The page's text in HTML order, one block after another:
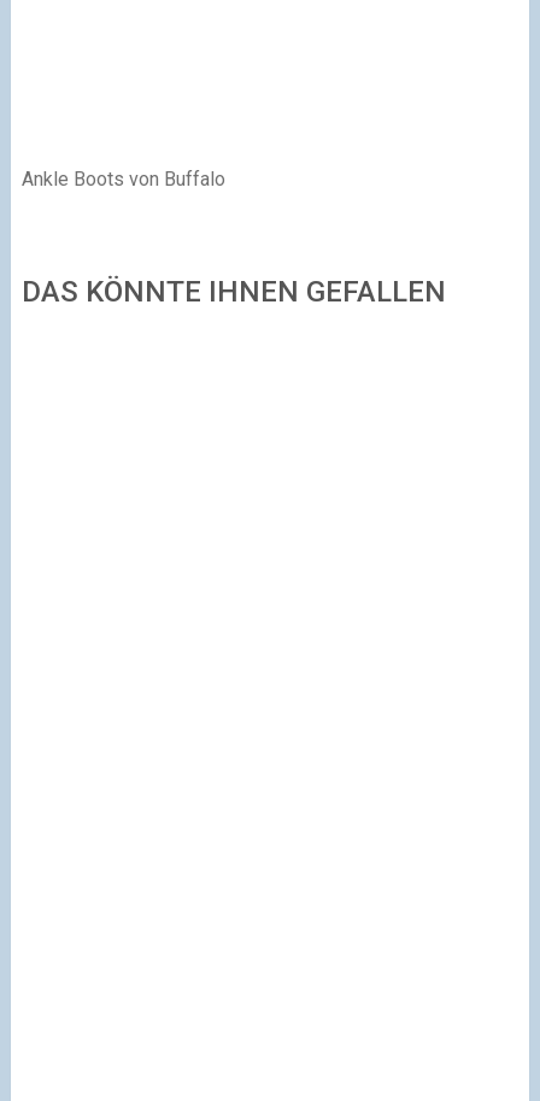
Ankle Boots von Buffalo
DAS KÖNNTE IHNEN GEFALLEN